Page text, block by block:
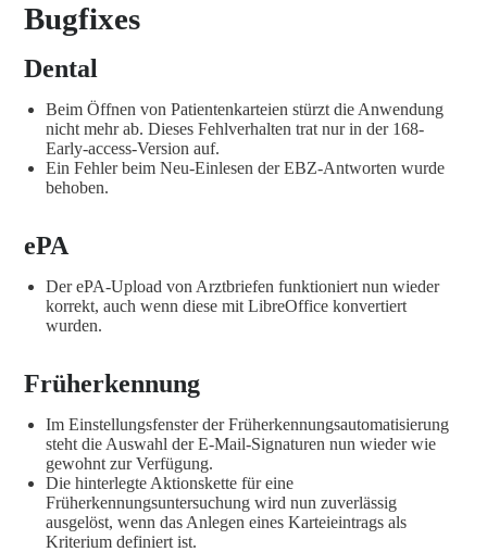
Bugfixes
Dental
Beim Öffnen von Patientenkarteien stürzt die Anwendung
nicht mehr ab. Dieses Fehlverhalten trat nur in der 168-
Early-access-Version auf.
Ein Fehler beim Neu-Einlesen der EBZ-Antworten wurde
behoben.
ePA
Der ePA-Upload von Arztbriefen funktioniert nun wieder
korrekt, auch wenn diese mit LibreOffice konvertiert
wurden.
Früherkennung
Im Einstellungsfenster der Früherkennungsautomatisierung
steht die Auswahl der E-Mail-Signaturen nun wieder wie
gewohnt zur Verfügung.
Die hinterlegte Aktionskette für eine
Früherkennungsuntersuchung wird nun zuverlässig
ausgelöst, wenn das Anlegen eines Karteieintrags als
Kriterium definiert ist.